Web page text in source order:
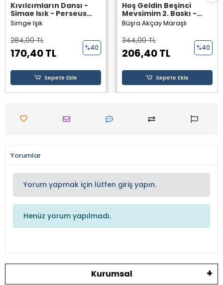
Kıvılcımların Dansı -
Simge Işık - Perseus
Yayınevi -
Simge Işık
284,00 TL
170,40 TL %40
Sepete Ekle
Hoş Geldin Beşinci
Mevsimim 2. Baskı -
Büşra Akçay Maraşlı -
Perseus Yayınevi -
Büşra Akçay Maraşlı
344,00 TL
206,40 TL %40
Sepete Ekle
Yorumlar
Yorum yapmak için lütfen giriş yapın.
Henüz yorum yapılmadı.
Kurumsal